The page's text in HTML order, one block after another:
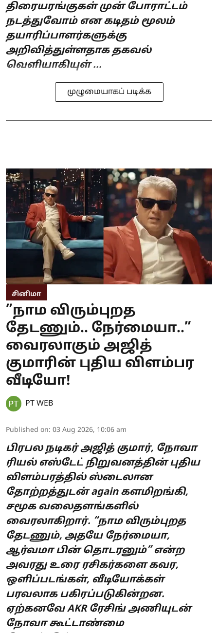
திரையரங்குகள் முன் போராட்டம்
நடத்துவோம் என கடிதம் மூலம்
தயாரிப்பாளர்களுக்கு
அறிவித்துள்ளதாக தகவல்
வெளியாகியுள் ...
முழுமையாகப் படிக்க
சினிமா
”நாம விரும்புறத
தேடணும்.. நேர்மையா..”
வைரலாகும் அஜித்
குமாரின் புதிய விளம்பர
வீடியோ!
PT WEB
Published on: 03 Aug 2026, 10:06 am
பிரபல நடிகர் அஜித் குமார், நோவா
ரியல் எஸ்டேட் நிறுவனத்தின் புதிய
விளம்பரத்தில் ஸ்டைலான
தோற்றத்துடன் again களமிறங்கி,
சமூக வலைதளங்களில்
வைரலாகிறார். “நாம விரும்புறத
தேடணும், அதயே நேர்மையா,
ஆர்வமா பின் தொடரனும்” என்ற
அவரது உரை ரசிகர்களை கவர,
ஒளிப்படங்கள், வீடியோக்கள்
பரவலாக பகிரப்படுகின்றன.
ஏற்கனவே AKR ரேசிங் அணியுடன்
நோவா கூட்டாண்மை